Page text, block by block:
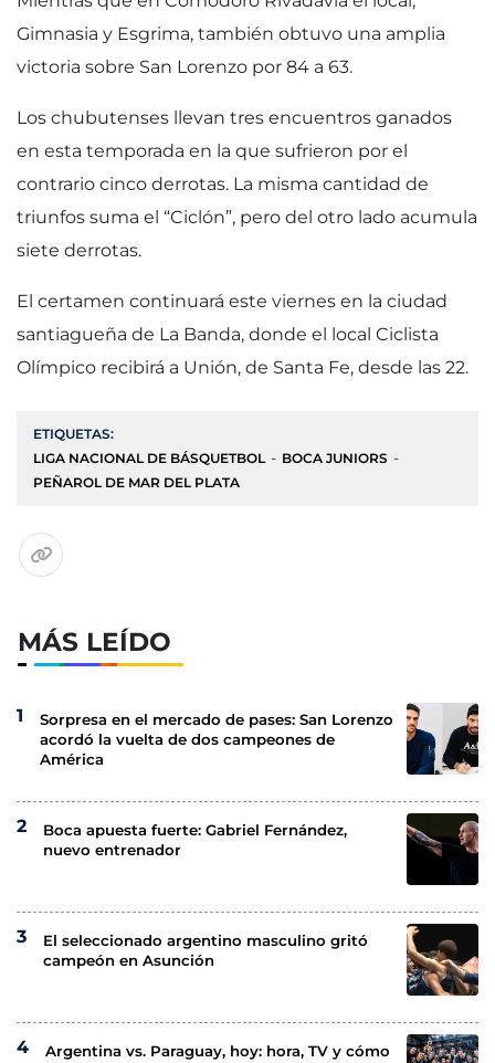
Gimnasia y Esgrima, también obtuvo una amplia
victoria sobre San Lorenzo por 84 a 63.
Los chubutenses llevan tres encuentros ganados
en esta temporada en la que sufrieron por el
contrario cinco derrotas. La misma cantidad de
triunfos suma el “Ciclón”, pero del otro lado acumula
siete derrotas.
El certamen continuará este viernes en la ciudad
santiagueña de La Banda, donde el local Ciclista
Olímpico recibirá a Unión, de Santa Fe, desde las 22.
ETIQUETAS:
LIGA NACIONAL DE BÁSQUETBOL
BOCA JUNIORS
PEÑAROL DE MAR DEL PLATA
MÁS LEÍDO
Sorpresa en el mercado de pases: San Lorenzo
acordó la vuelta de dos campeones de
América
Boca apuesta fuerte: Gabriel Fernández,
nuevo entrenador
El seleccionado argentino masculino gritó
campeón en Asunción
Argentina vs. Paraguay, hoy: hora, TV y cómo